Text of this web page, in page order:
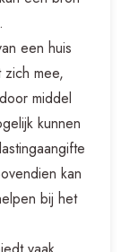
een huis
mee,
middel
kunnen
kan
bij het